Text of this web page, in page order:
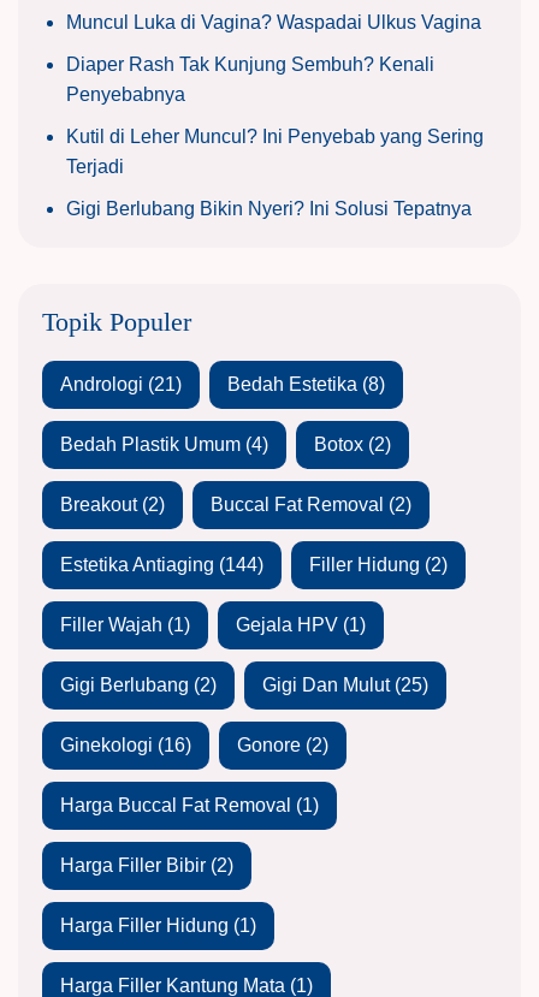
Muncul Luka di Vagina? Waspadai Ulkus Vagina
Diaper Rash Tak Kunjung Sembuh? Kenali
Penyebabnya
Kutil di Leher Muncul? Ini Penyebab yang Sering
Terjadi
Gigi Berlubang Bikin Nyeri? Ini Solusi Tepatnya
Topik Populer
Andrologi (21) Bedah Estetika (8)
Bedah Plastik Umum (4) Botox (2)
Breakout(2) Buccal Fat Removal (2)
Estetika Antiaging (144) Filler Hidung (2)
Filler Wajah (1) Gejala HPV (1)
Gigi Berlubang (2) Gigi Dan Mulut(25)
Ginekologi (16) Gonore (2)
Harga Buccal Fat Removal (1)
Harga Filler Bibir (2)
Harga Filler Hidung (1)
Harga Filler Kantung Mata (1)